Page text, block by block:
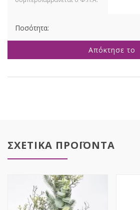
Απόκτησε το
ΣΧΕΤΙΚΑ ΠΡΟΪΟΝΤΑ